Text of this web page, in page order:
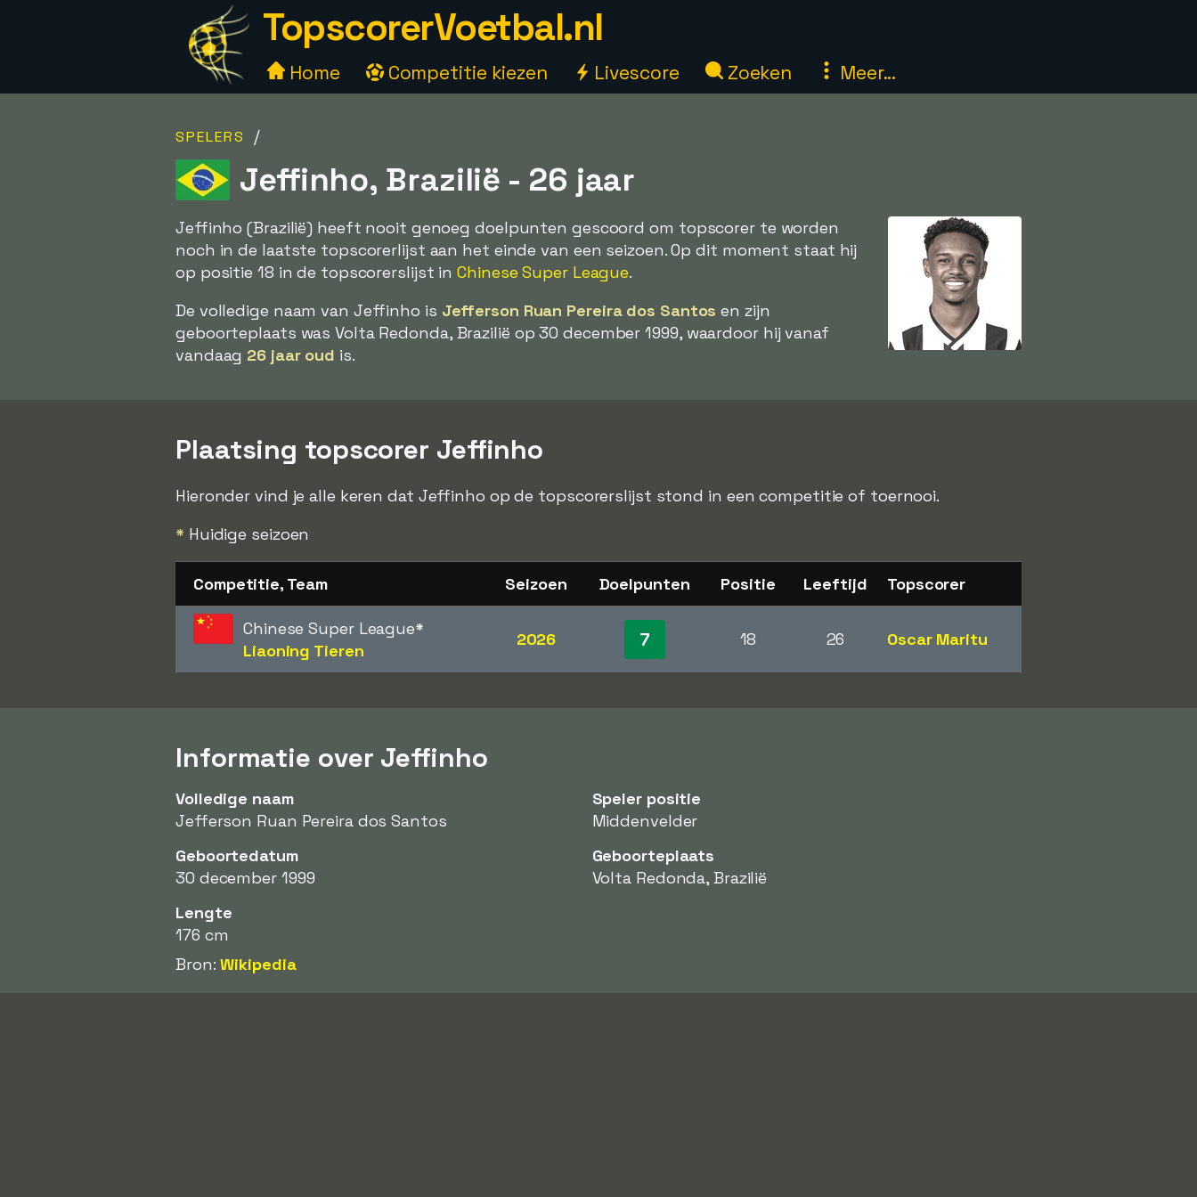
TopscorerVoetbal.nl
Home Competitie kiezen Livescore Zoeken Meer...
SPELERS /
Jeffinho, Brazilië - 26 jaar
Jeffinho (Brazilië) heeft nooit genoeg doelpunten gescoord om topscorer te worden
noch in de laatste topscorerlijst aan het einde van een seizoen. Op dit moment staat hij
op positie 18 in de topscorerslijst inChinese Super League.
De volledige naam van Jeffinho is Jefferson Ruan Pereira dos Santos en zijn
geboorteplaats was Volta Redonda, Brazilië op 30 december 1999, waardoor hij vanaf
vandaag 26 jaar oud is.
Plaatsing topscorer Jeffinho
Hieronder vind je alle keren dat Jeffinho op de topscorerslijst stond in een competitie of toernooi.
* Huidige seizoen
Competitie, Team Seizoen Doelpunten Positie Leeftijd Topscorer
Chinese Super League*
Liaoning Tieren
2026 7 18 26 Oscar Maritu
Informatie over Jeffinho
Volledige naam
Jefferson Ruan Pereira dos Santos
Speler positie
Middenvelder
Geboortedatum
30 december 1999
Geboorteplaats
Volta Redonda, Brazilië
Lengte
176 cm
Bron:Wikipedia